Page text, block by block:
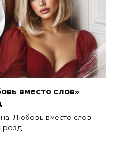
вместо слов»
Любовь вместо слов